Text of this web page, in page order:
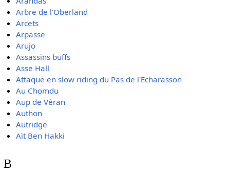
Arbre de l'Oberland
Arcets
Arpasse
Arujo
Assassins buffs
Asse Hall
Attaque en slow riding du Pas de l'Echarasson
Au Chomdu
Aup de Véran
Authon
Autridge
Aït Ben Hakki
B